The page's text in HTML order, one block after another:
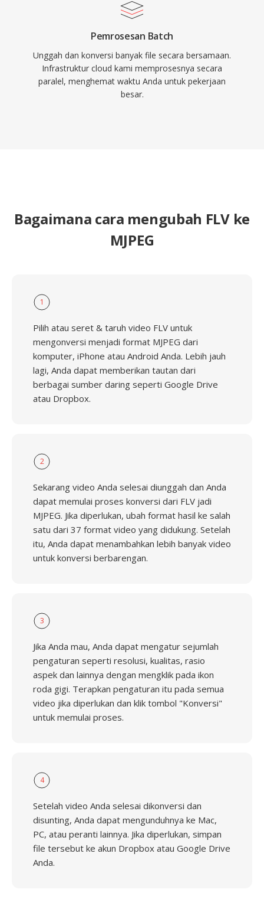
Pemrosesan Batch
Unggah dan konversi banyak file secara bersamaan.
Infrastruktur cloud kami memprosesnya secara
paralel, menghemat waktu Anda untuk pekerjaan
besar.
Bagaimana cara mengubah FLV ke
MJPEG
1
Pilih atau seret & taruh video FLV untuk
mengonversi menjadi format MJPEG dari
komputer, iPhone atau Android Anda. Lebih jauh
lagi, Anda dapat memberikan tautan dari
berbagai sumber daring seperti Google Drive
atau Dropbox.
2
Sekarang video Anda selesai diunggah dan Anda
dapat memulai proses konversi dari FLV jadi
MJPEG. Jika diperlukan, ubah format hasil ke salah
satu dari 37 format video yang didukung. Setelah
itu, Anda dapat menambahkan lebih banyak video
untuk konversi berbarengan.
3
Jika Anda mau, Anda dapat mengatur sejumlah
pengaturan seperti resolusi, kualitas, rasio
aspek dan lainnya dengan mengklik pada ikon
roda gigi. Terapkan pengaturan itu pada semua
video jika diperlukan dan klik tombol "Konversi"
untuk memulai proses.
4
Setelah video Anda selesai dikonversi dan
disunting, Anda dapat mengunduhnya ke Mac,
PC, atau peranti lainnya. Jika diperlukan, simpan
file tersebut ke akun Dropbox atau Google Drive
Anda.